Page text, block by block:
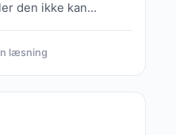
den ikke kan
læsning